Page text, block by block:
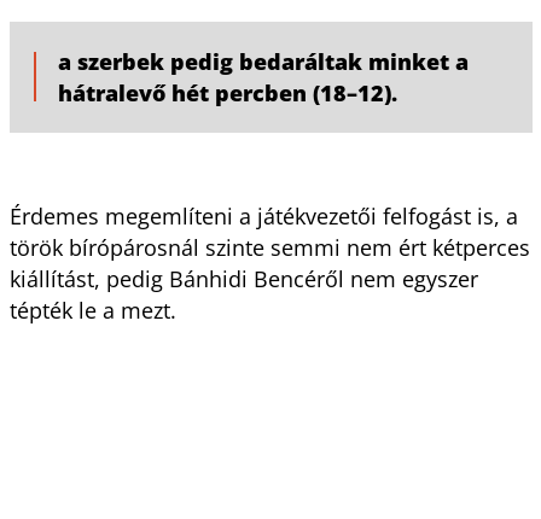
a szerbek pedig bedaráltak minket a
hátralevő hét percben (18–12).
Érdemes megemlíteni a játékvezetői felfogást is, a
török bírópárosnál szinte semmi nem ért kétperces
kiállítást, pedig Bánhidi Bencéről nem egyszer
tépték le a mezt.